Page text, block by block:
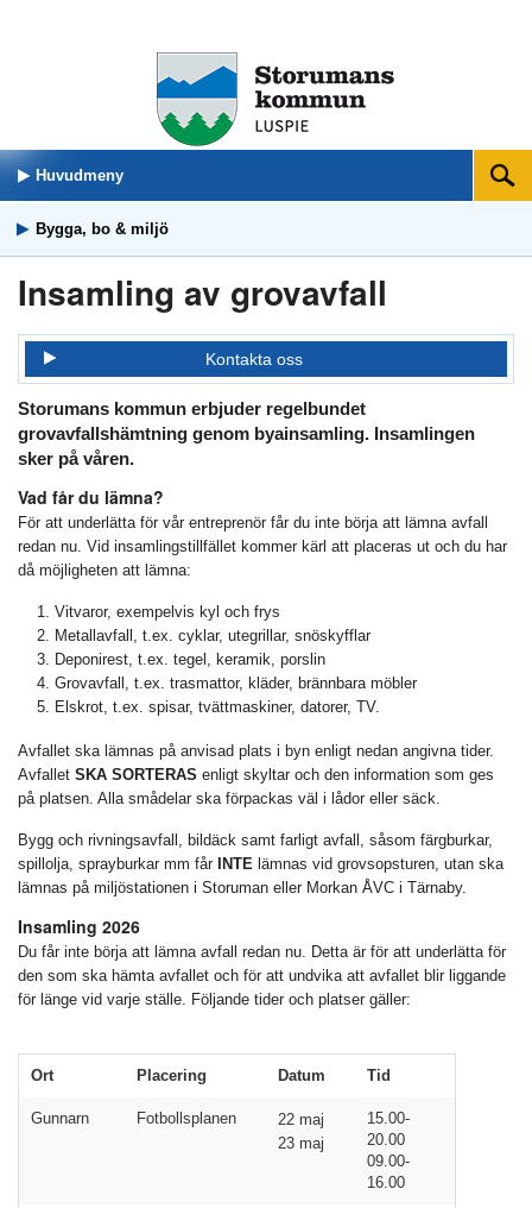
Huvudmeny Sök
Bygga, bo & miljö
Insamling av grovavfall
Kontakta oss
Storumans kommun erbjuder regelbundet
grovavfallshämtning genom byainsamling. Insamlingen
sker på våren.
Vad får du lämna?
För att underlätta för vår entreprenör får du inte börja att lämna avfall
redan nu. Vid insamlingstillfället kommer kärl att placeras ut och du har
då möjligheten att lämna:
Vitvaror, exempelvis kyl och frys
Metallavfall, t.ex. cyklar, utegrillar, snöskyfflar
Deponirest, t.ex. tegel, keramik, porslin
Grovavfall, t.ex. trasmattor, kläder, brännbara möbler
Elskrot, t.ex. spisar, tvättmaskiner, datorer, TV.
Avfallet ska lämnas på anvisad plats i byn enligt nedan angivna tider.
Avfallet SKA SORTERAS enligt skyltar och den information som ges
på platsen. Alla smådelar ska förpackas väl i lådor eller säck.
Bygg och rivningsavfall, bildäck samt farligt avfall, såsom färgburkar,
spillolja, sprayburkar mm får
INTE lämnas vid grovsopsturen, utan ska
lämnas på miljöstationen i Storuman eller Morkan ÅVC i Tärnaby.
Insamling 2026
Du får inte börja att lämna avfall redan nu. Detta är för att underlätta för
den som ska hämta avfallet och för att undvika att avfallet blir liggande
för länge vid varje ställe. Följande tider och platser gäller:
Ort Placering Datum Tid
Gunnarn Fotbollsplanen
22 maj
23 maj
15.00-
20.00
09.00-
16.00